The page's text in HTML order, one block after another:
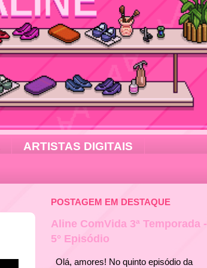
ARTISTAS DIGITAIS
POSTAGEM EM DESTAQUE
Aline ComVida 3ª Temporada -
5° Episódio
Olá, amores! No quinto episódio da